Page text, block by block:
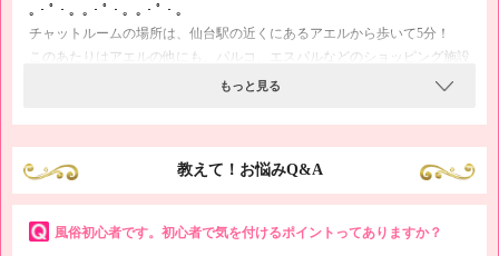
｡・ﾟ・。｡・ﾟ・。｡・ﾟ・。
チャットルームの場所は、仙台駅の近くにあるアエルから歩いて5分！
このあたりはアエルの他にも、パルコ、エスパルなどのショッピング施設
が大集合していて、おしゃれなカフェから美味しい居酒屋まで飲食店も目
お仕事が終わってから仙台で羽を伸ばしたり、遊んだ帰りに出勤したり…
と、プライベートも華やぐこと間違いなしです！
あなたも当求人にご応募して、憧れのキラキラした生活を実現しちゃって
ください☆
もっと見る
教えて！お悩みQ&A
風俗初心者です。初心者で気を付けるポイントってありますか？